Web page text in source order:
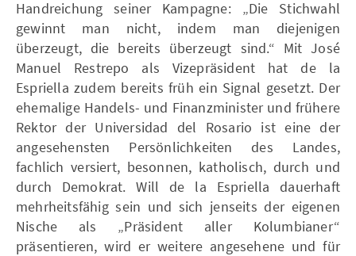
Handreichung seiner Kampagne: „Die Stichwahl
gewinnt man nicht, indem man diejenigen
überzeugt, die bereits überzeugt sind.“ Mit José
Manuel Restrepo als Vizepräsident hat de la
Espriella zudem bereits früh ein Signal gesetzt. Der
ehemalige Handels- und Finanzminister und frühere
Rektor der Universidad del Rosario ist eine der
angesehensten Persönlichkeiten des Landes,
fachlich versiert, besonnen, katholisch, durch und
durch Demokrat. Will de la Espriella dauerhaft
mehrheitsfähig sein und sich jenseits der eigenen
Nische als „Präsident aller Kolumbianer“
präsentieren, wird er weitere angesehene und für